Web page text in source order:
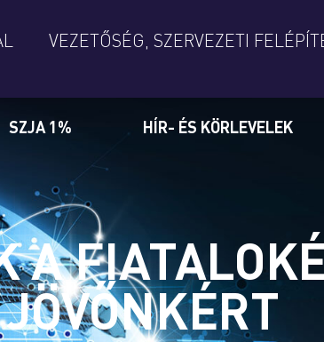
VEZETŐSÉG, SZERVEZETI
SZJA 1% HÍR- ÉS KÖRLEVELEK
A
JÖVŐNKÉRT